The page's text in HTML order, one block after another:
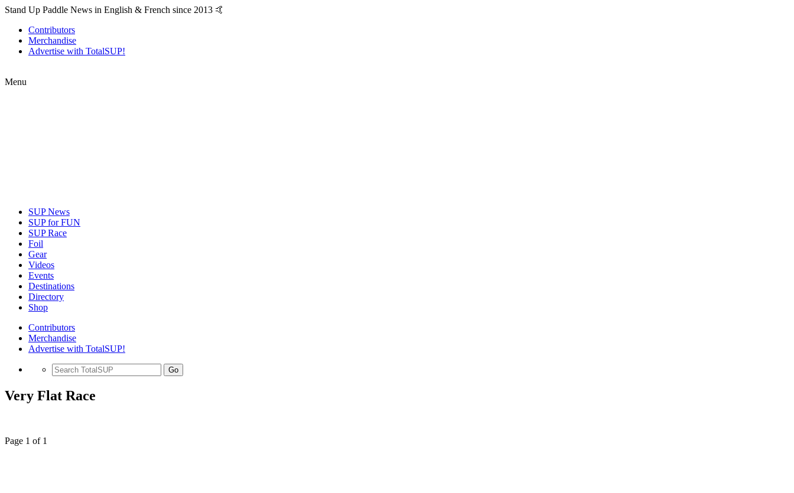
Stand Up Paddle News in English & French since 2013 🤙
Contributors
Merchandise
Advertise with TotalSUP!
Menu
SUP News
SUP for FUN
SUP Race
Foil
Gear
Videos
Events
Destinations
Directory
Shop
Contributors
Merchandise
Advertise with TotalSUP!
Go
Very Flat Race
Page 1 of 1